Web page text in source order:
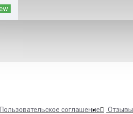
Пользовательское соглашение Отзывы